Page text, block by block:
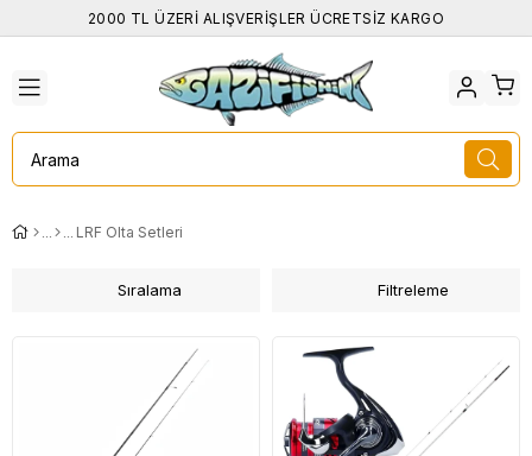
2000 TL ÜZERİ ALIŞVERİŞLER ÜCRETSİZ KARGO
LRF Olta Setleri
Filtreleme
Sıralama